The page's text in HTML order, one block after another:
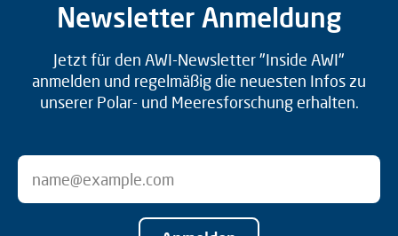
Newsletter Anmeldung
Jetzt für den AWI-Newsletter "Inside AWI"
anmelden und regelmäßig die neuesten Infos zu
unserer Polar- und Meeresforschung erhalten.